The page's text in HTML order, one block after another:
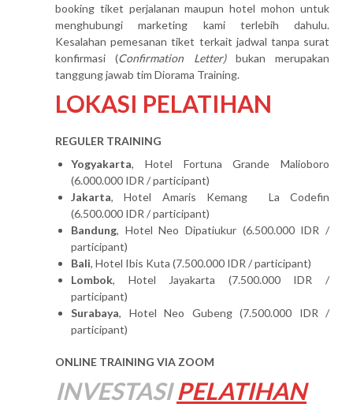
booking tiket perjalanan maupun hotel mohon untuk
menghubungi marketing kami terlebih dahulu.
Kesalahan pemesanan tiket terkait jadwal tanpa surat
konfirmasi (Confirmation Letter)bukan merupakan
tanggung jawab tim Diorama Training.
LOKASI PELATIHAN
REGULER TRAINING
Yogyakarta, Hotel Fortuna Grande Malioboro
(6.000.000 IDR / participant)
Jakarta, Hotel Amaris Kemang La Codefin
(6.500.000 IDR / participant)
Bandung, Hotel Neo Dipatiukur (6.500.000 IDR /
participant)
Bali, Hotel Ibis Kuta (7.500.000 IDR / participant)
Lombok, Hotel Jayakarta (7.500.000 IDR /
participant)
Surabaya, Hotel Neo Gubeng (7.500.000 IDR /
participant)
ONLINE TRAINING VIA ZOOM
INVESTASI PELATIHAN